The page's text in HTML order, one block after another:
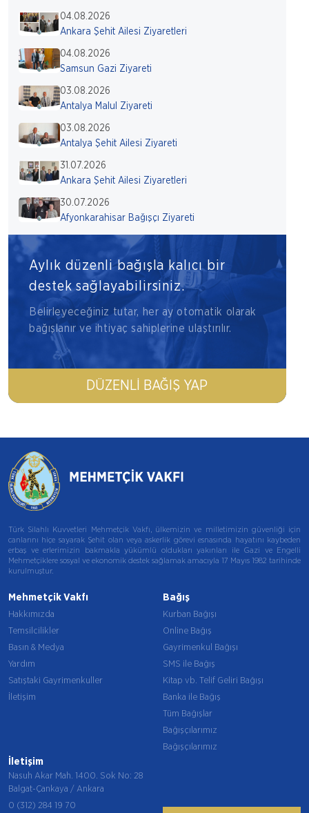
04.08.2026
Ankara Şehit Ailesi Ziyaretleri
04.08.2026
Samsun Gazi Ziyareti
03.08.2026
Antalya Malul Ziyareti
03.08.2026
Antalya Şehit Ailesi Ziyareti
31.07.2026
Ankara Şehit Ailesi Ziyaretleri
30.07.2026
Afyonkarahisar Bağışçı Ziyareti
Aylık düzenli bağışla kalıcı bir
destek sağlayabilirsiniz.
Belirleyeceğiniz tutar, her ay otomatik olarak
bağışlanır ve ihtiyaç sahiplerine ulaştırılır.
DÜZENLI BAĞIŞ YAP
Türk Silahlı Kuvvetleri Mehmetçik Vakfı, ülkemizin ve milletimizin güvenliği için
canlarını hiçe sayarak Şehit olan veya askerlik görevi esnasında hayatını kaybeden
erbaş ve erlerimizin bakmakla yükümlü oldukları yakınları ile Gazi ve Engelli
Mehmetçiklere sosyal ve ekonomik destek sağlamak amacıyla 17 Mayıs 1982 tarihinde
kurulmuştur.
Mehmetçik Vakfı
Hakkımızda
Temsilcilikler
Basın & Medya
Yardım
Satıştaki Gayrimenkuller
İletişim
Bağış
Kurban Bağışı
Online Bağış
Gayrimenkul Bağışı
SMS ile Bağış
Kitap vb. Telif Geliri Bağışı
Banka ile Bağış
Tüm Bağışlar
Bağışçılarımız
Bağışçılarımız
İletişim
Nasuh Akar Mah. 1400. Sok No: 28
Balgat-Çankaya / Ankara
0 (312) 284 19 70